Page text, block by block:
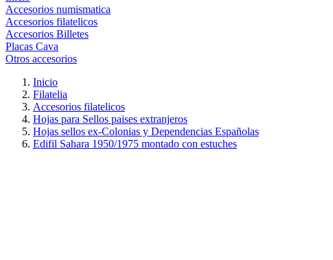
Accesorios numismatica
Accesorios filatelicos
Accesorios Billetes
Placas Cava
Otros accesorios
Inicio
Filatelia
Accesorios filatelicos
Hojas para Sellos paises extranjeros
Hojas sellos ex-Colonias y Dependencias Españolas
Edifil Sahara 1950/1975 montado con estuches